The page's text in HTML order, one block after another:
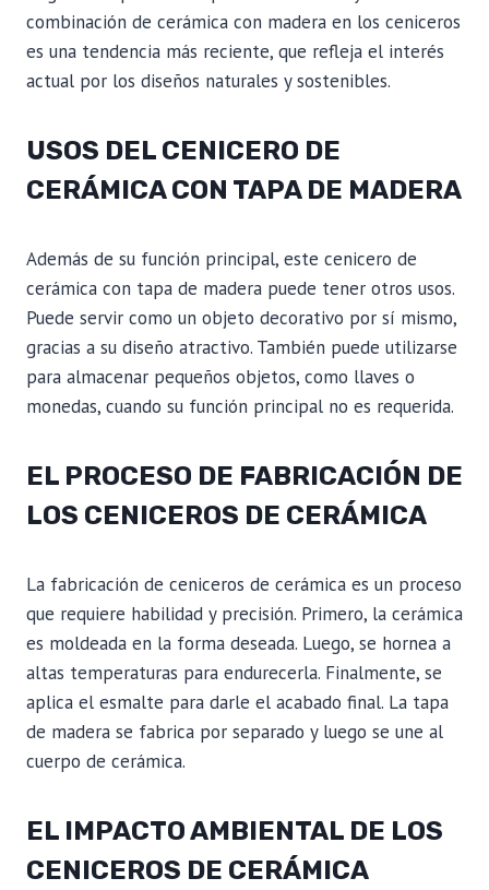
combinación de cerámica con madera en los ceniceros
es una tendencia más reciente, que refleja el interés
actual por los diseños naturales y sostenibles.
USOS DEL CENICERO DE
CERÁMICA CON TAPA DE MADERA
Además de su función principal, este cenicero de
cerámica con tapa de madera puede tener otros usos.
Puede servir como un objeto decorativo por sí mismo,
gracias a su diseño atractivo. También puede utilizarse
para almacenar pequeños objetos, como llaves o
monedas, cuando su función principal no es requerida.
EL PROCESO DE FABRICACIÓN DE
LOS CENICEROS DE CERÁMICA
La fabricación de ceniceros de cerámica es un proceso
que requiere habilidad y precisión. Primero, la cerámica
es moldeada en la forma deseada. Luego, se hornea a
altas temperaturas para endurecerla. Finalmente, se
aplica el esmalte para darle el acabado final. La tapa
de madera se fabrica por separado y luego se une al
cuerpo de cerámica.
EL IMPACTO AMBIENTAL DE LOS
CENICEROS DE CERÁMICA